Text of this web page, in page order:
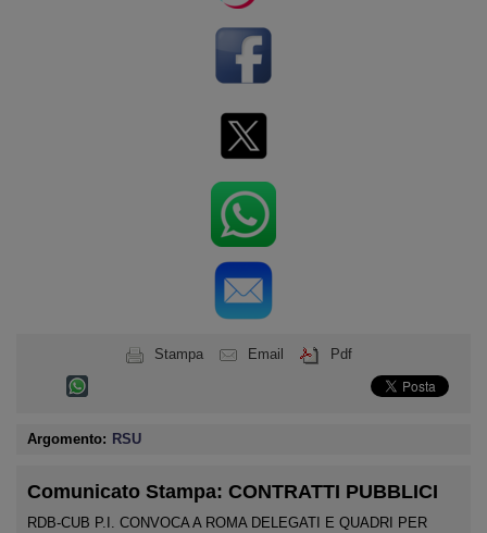
Stampa Email Pdf
Argomento: RSU
Comunicato Stampa: CONTRATTI PUBBLICI
RDB-CUB P.I. CONVOCA A ROMA DELEGATI E QUADRI PER